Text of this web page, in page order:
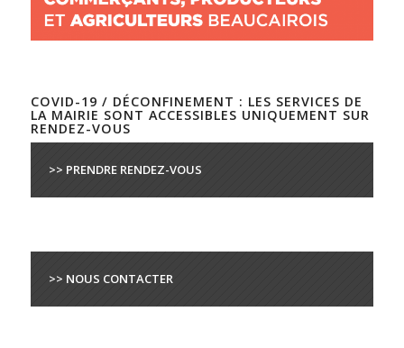
COVID-19 / DÉCONFINEMENT : LES SERVICES DE
LA MAIRIE SONT ACCESSIBLES UNIQUEMENT SUR
RENDEZ-VOUS
>> PRENDRE RENDEZ-VOUS
>> NOUS CONTACTER